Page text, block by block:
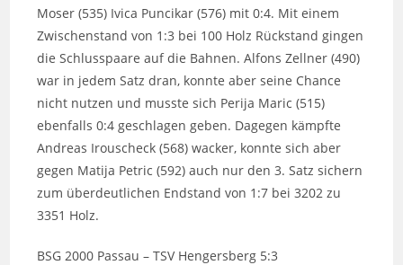
Moser (535) Ivica Puncikar (576) mit 0:4. Mit einem
Zwischenstand von 1:3 bei 100 Holz Rückstand gingen
die Schlusspaare auf die Bahnen. Alfons Zellner (490)
war in jedem Satz dran, konnte aber seine Chance
nicht nutzen und musste sich Perija Maric (515)
ebenfalls 0:4 geschlagen geben. Dagegen kämpfte
Andreas Irouscheck (568) wacker, konnte sich aber
gegen Matija Petric (592) auch nur den 3. Satz sichern
zum überdeutlichen Endstand von 1:7 bei 3202 zu
3351 Holz.
BSG 2000 Passau – TSV Hengersberg 5:3